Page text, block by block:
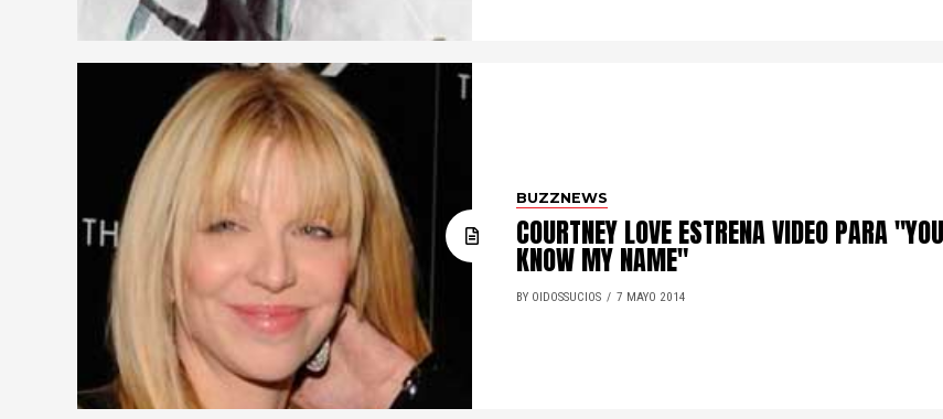
BUZZNEWS
COURTNEY LOVE ESTRENA VIDEO PARA "YOU
KNOW MY NAME"
BY OIDOSSUCIOS 7 MAYO 2014